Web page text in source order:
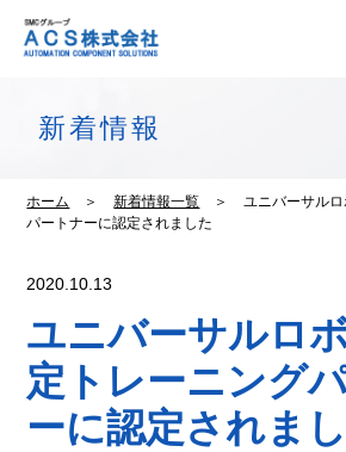
新着情報
ホーム ＞ 新着情報一覧 ＞
ユニバーサル
パートナーに認定されました
2020.10.13
ユニバーサルロ
定トレーニング
ーに認定されま